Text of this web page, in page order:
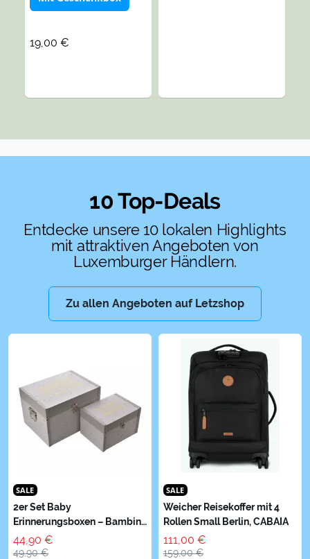
19,00 €
10 Top-Deals
Entdecke unsere 10 lokalen Highlights
mit attraktiven Angeboten von
Luxemburger Händlern.
Zu allen Angeboten auf Letzshop
SALE
2er Set Baby
Erinnerungsboxen – Bambino
by Juliana
44,90 €
49,90 €
SALE
Weicher Reisekoffer mit 4
Rollen Small Berlin, CABAIA
111,00 €
159,00 €